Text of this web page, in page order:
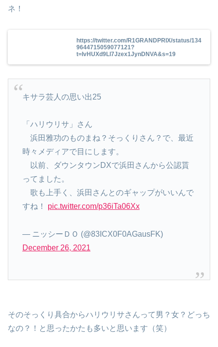
ネ！
https://twitter.com/R1GRANDPRIX/status/134
9644715059077121?
t=IvHUXd9Ll7Jzex1JynDNVA&s=19
キサラ芸人の思い出25
「ハリウリサ」さん
浜田雅功のものまね？そっくりさん？で、最近
時々メディアで目にします。
以前、ダウンタウンDXで浜田さんから公認貰
ってました。
歌も上手く、浜田さんとのギャップがいいんで
すね！ pic.twitter.com/p36iTa06Xx
— ニッシーＤＯ (@83ICX0F0AGausFK)
December 26, 2021
そのそっくり具合からハリウリサさんって男？女？どっち
なの？！と思ったかたも多いと思います（笑）